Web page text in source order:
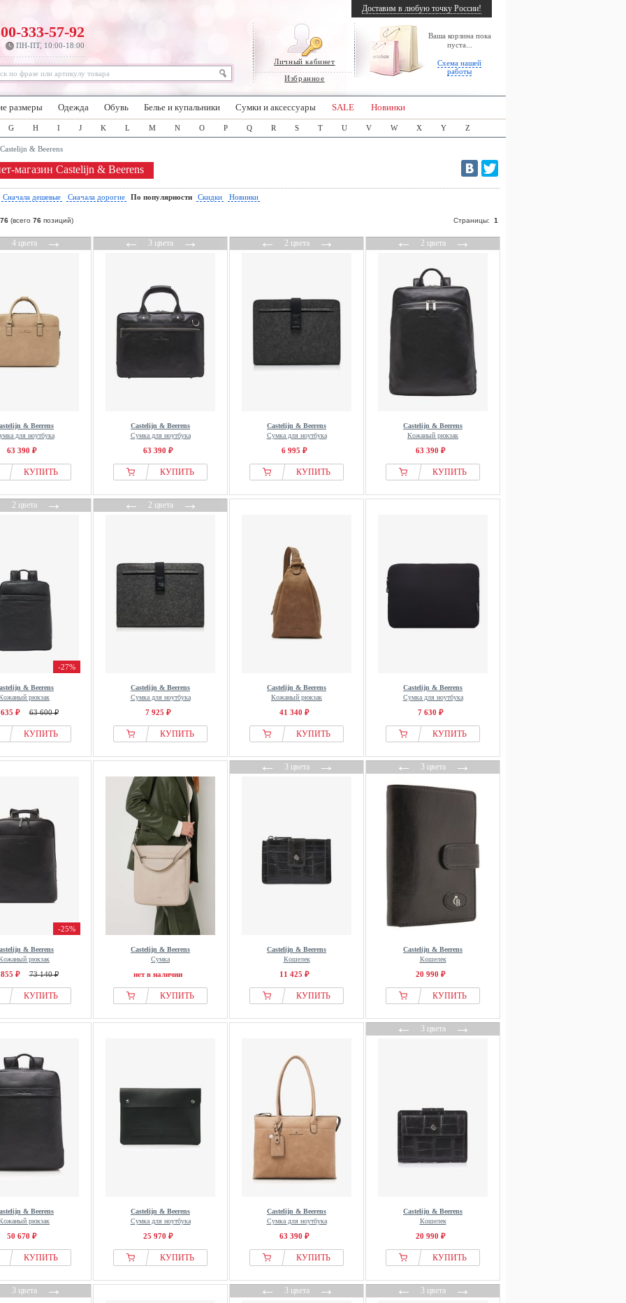
Личный кабинет
Избранное
Ваша корзина пока
пуста...
Схема нашей
работы
333-57-92
ПН-ПТ, 10:00-18:00
Доставим в любую точку России!
размеры Одежда Обувь Белье и купальники Сумки и аксессуары SALE Новинки
G H I J K L M N O P Q R S T U V W X Y Z
Castelijn & Beerens
магазин Castelijn & Beerens
Сначала дешевые Сначала дорогие По популярности Скидки Новинки
76 (всего 76 позиций) Страницы: 1
4 цвета→
& Beerens
для ноутбука
63 390 ₽
КУПИТЬ
←3 цвета→
Castelijn & Beerens
Сумка для ноутбука
63 390 ₽
КУПИТЬ
←2 цвета→
Castelijn & Beerens
Сумка для ноутбука
6 995 ₽
КУПИТЬ
←2 цвета→
Castelijn & Beerens
Кожаный рюкзак
63 390 ₽
КУПИТЬ
2 цвета→
-27%
& Beerens
рюкзак
₽ 63 600 ₽
КУПИТЬ
←2 цвета→
Castelijn & Beerens
Сумка для ноутбука
7 925 ₽
КУПИТЬ
Castelijn & Beerens
Кожаный рюкзак
41 340 ₽
КУПИТЬ
Castelijn & Beerens
Сумка для ноутбука
7 630 ₽
КУПИТЬ
-25%
& Beerens
рюкзак
₽ 73 140 ₽
КУПИТЬ
Castelijn & Beerens
Сумка
нет в наличии
КУПИТЬ
←3 цвета→
Castelijn & Beerens
Кошелек
11 425 ₽
КУПИТЬ
←3 цвета→
Castelijn & Beerens
Кошелек
20 990 ₽
КУПИТЬ
& Beerens
рюкзак
50 670 ₽
КУПИТЬ
Castelijn & Beerens
Сумка для ноутбука
25 970 ₽
КУПИТЬ
Castelijn & Beerens
Сумка для ноутбука
63 390 ₽
КУПИТЬ
←3 цвета→
Castelijn & Beerens
Кошелек
20 990 ₽
КУПИТЬ
3 цвета→ ←3 цвета→ ←3 цвета→